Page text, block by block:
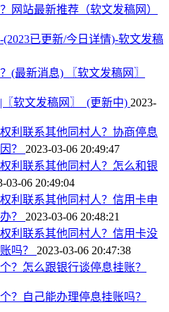
网站最新推荐（软文发稿网）
已更新/今日详情)-软文发稿
(最新消息) 〖软文发稿网〗
软文发稿网〗_(更新中) 2023-
利联系其他同村人？协商停息
？ 2023-03-06 20:49:47
利联系其他同村人？怎么和银
03-06 20:49:04
利联系其他同村人？信用卡申
？ 2023-03-06 20:48:21
利联系其他同村人？信用卡没
吗？ 2023-03-06 20:47:38
？怎么跟银行谈停息挂账？
？自己能办理停息挂账吗？